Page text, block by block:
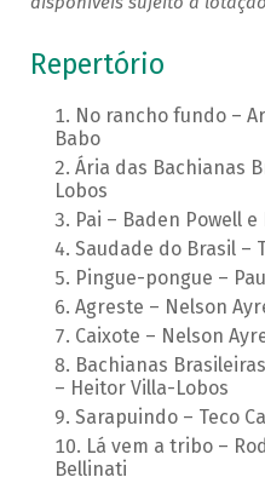
Repertório
No rancho fundo –
Babo
Ária das Bachianas
Lobos
Pai – Baden Powell
Saudade do Brasil –
Pingue-pongue –
Agreste – Nelson
Caixote – Nelson
Bachianas
– Heitor Villa-Lobos
Sarapuindo – Teco
Lá vem a tribo –
Bellinati